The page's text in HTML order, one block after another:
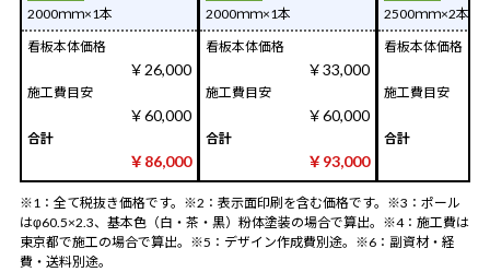
2000ｍｍ×1本
2000ｍｍ×1本
2500ｍｍ×2本
看板本体価格
￥26,000
施工費目安
￥60,000
合計
￥86,000
看板本体価格
￥33,000
施工費目安
￥60,000
合計
￥93,000
看板本体価格
施工費目安
合計
※1：全て税抜き価格です。※2：表示面印刷を含む価格です。※3：ポール
はφ60.5×2.3、基本色（白・茶・黒）粉体塗装の場合で算出。※4：施工費は
東京都で施工の場合で算出。※5：デザイン作成費別途。※6：副資材・経
費・送料別途。